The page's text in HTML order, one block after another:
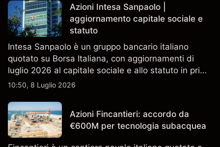
Azioni Intesa Sanpaolo |
aggiornamento capitale sociale e
statuto
Intesa Sanpaolo è un gruppo bancario italiano
quotato su Borsa Italiana, con aggiornamenti di
luglio 2026 al capitale sociale e allo statuto in primo
piano. Esplora i target price ISP di terze parti e
un indicatore affidabile dei risultati futuri.
10:50, 8 Luglio 2026
Azioni Fincantieri: accordo da
€600M per tecnologia subacquea